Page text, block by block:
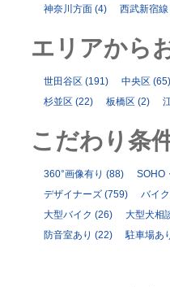
神奈川方面 (4) 西武新宿線
エリアから
世田谷区 (191) 中央区 (65)
杉並区 (22) 板橋区 (2)
こだわり条
360°画像有り (88) SOHO
デザイナーズ (759) バイ
大型バイク (26) 大型犬相
防音室あり (22) 駐車場あ